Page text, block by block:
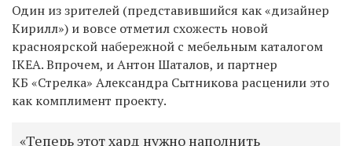
Один из зрителей (представившийся как «дизайнер
Кирилл») и вовсе отметил схожесть новой
красноярской набережной с мебельным каталогом
IKEA.Впрочем, иАнтон Шаталов, и партнер
КБ «Стрелка» Александра Сытникова расценили это
как комплимент проекту.
«Теперь этот хард нужно наполнить